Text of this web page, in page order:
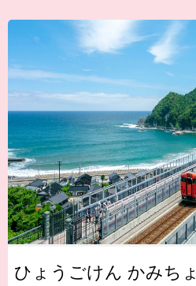
ひょうごけん かみち